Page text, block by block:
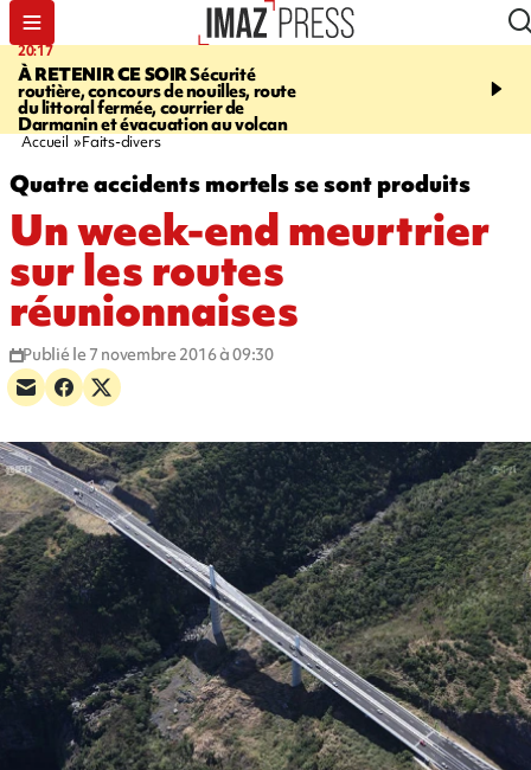
20:17
À RETENIR CE SOIRSécurité
routière, concours de nouilles, route
du littoral fermée, courrier de
Darmanin et évacuation au volcan
08:26
rencontre d'un géant
Accueil Faits-divers
Quatre accidents mortels se sont produits
Un week-end meurtrier
sur les routes
réunionnaises
Publié le 7 novembre 2016 à 09:30